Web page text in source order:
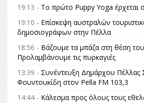
19:13 - Το πρώτο Puppy Yoga έρχεται
19:10 - Επίσκεψη αυστραλών
δημοσιογράφων στην Πέλλα
18:56 - Βάζουμε τα μπάζα στη θέση
Προλαμβάνουμε τις πυρκαγιές
13:39 - Συνέντευξη Δημάρχου Πέλλας
Φουντουκίδη στον Pella FM 103,3
14:44 - Κάλεσμα προς όλους τους